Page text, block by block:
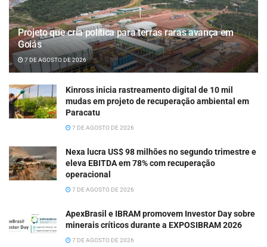
Projeto que cria política para terras raras avança em
Goiás
7 DE AGOSTO DE 2026
Kinross inicia rastreamento digital de 10 mil
mudas em projeto de recuperação ambiental em
Paracatu
7 DE AGOSTO DE 2026
Nexa lucra US$ 98 milhões no segundo trimestre e
eleva EBITDA em 78% com recuperação
operacional
7 DE AGOSTO DE 2026
ApexBrasil e IBRAM promovem Investor Day sobre
minerais críticos durante a EXPOSIBRAM 2026
7 DE AGOSTO DE 2026